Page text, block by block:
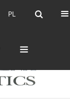
PL PL
EN